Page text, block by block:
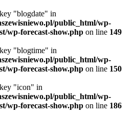
"blogdate" in
public_html/wp-
wp-forecast-show.php on line 149
"blogtime" in
public_html/wp-
wp-forecast-show.php on line 150
"icon" in
public_html/wp-
wp-forecast-show.php on line 186